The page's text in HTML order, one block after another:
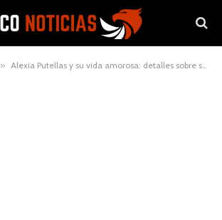
» Alexia Putellas y su vida amorosa: detalles sobre su pareja